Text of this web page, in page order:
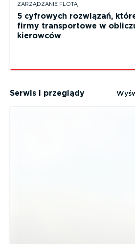
ZARZĄDZANIE FLOTĄ
5 cyfrowych rozwiązań,
firmy transportowe w
kierowców
Serwis i przeglądy